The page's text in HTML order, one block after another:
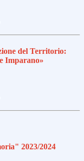
del Territorio:
Imparano»
2023/2024